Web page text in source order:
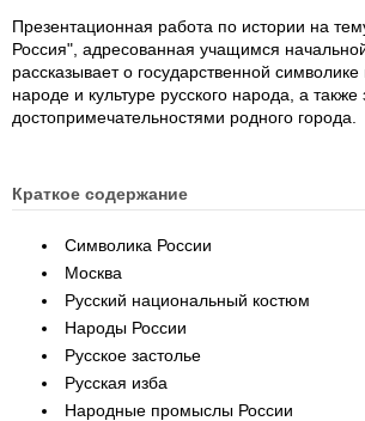
Презентационная работа по истории на
Россия", адресованная учащимся
рассказывает о государственной
народе и культуре русского народа, а также
достопримечательностями родного города.
Краткое содержание
Символика России
Москва
Русский национальный костюм
Народы России
Русское застолье
Русская изба
Народные промыслы России